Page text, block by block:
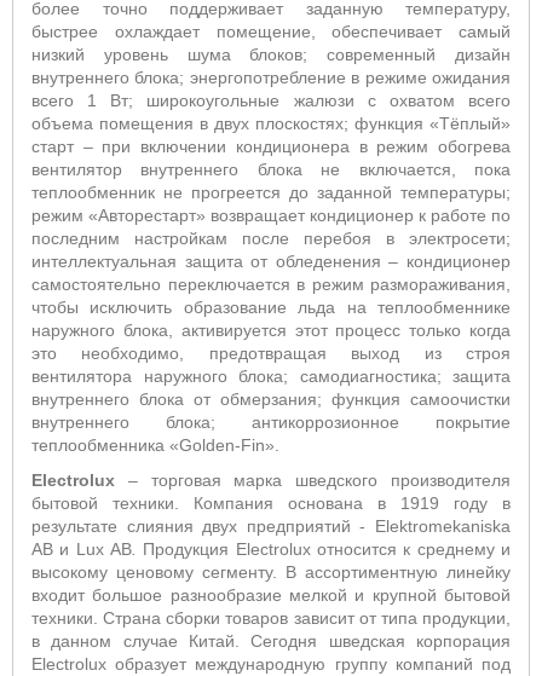
более точно поддерживает заданную температуру,
быстрее охлаждает помещение, обеспечивает самый
низкий уровень шума блоков; современный дизайн
внутреннего блока; энергопотребление в режиме ожидания
всего 1 Вт; широкоугольные жалюзи с охватом всего
объема помещения в двух плоскостях; функция «Тёплый»
старт – при включении кондиционера в режим обогрева
вентилятор внутреннего блока не включается, пока
теплообменник не прогреется до заданной температуры;
режим «Авторестарт» возвращает кондиционер к работе по
последним настройкам после перебоя в электросети;
интеллектуальная защита от обледенения – кондиционер
самостоятельно переключается в режим размораживания,
чтобы исключить образование льда на теплообменнике
наружного блока, активируется этот процесс только когда
это необходимо, предотвращая выход из строя
вентилятора наружного блока; самодиагностика; защита
внутреннего блока от обмерзания; функция самоочистки
внутреннего блока; антикоррозионное покрытие
теплообменника «Golden-Fin».
Electrolux – торговая марка шведского производителя
бытовой техники. Компания основана в 1919 году в
результате слияния двух предприятий - Elektromekaniska
AB и Lux АВ. Продукция Electrolux относится к среднему и
высокому ценовому сегменту. В ассортиментную линейку
входит большое разнообразие мелкой и крупной бытовой
техники. Страна сборки товаров зависит от типа продукции,
в данном случае Китай. Сегодня шведская корпорация
Electrolux образует международную группу компаний под